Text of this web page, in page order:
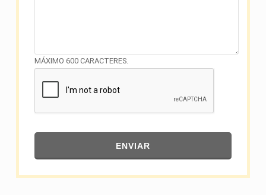
MÁXIMO 600 CARACTERES.
ENVIAR